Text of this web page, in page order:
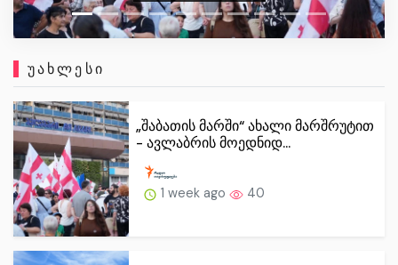
ᲣᲐᲮᲚᲔᲡᲘ
„შაბათის მარში“ ახალი მარშრუტით
- ავლაბრის მოედნიდ...
1 week ago 40